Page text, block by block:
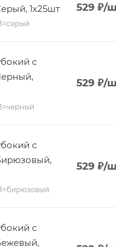
1х25шт
529 ₽/
с
529 ₽/
с
529 ₽/
с